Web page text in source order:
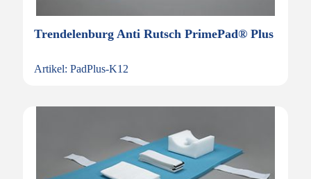
Trendelenburg Anti Rutsch PrimePad® Plus
Artikel: PadPlus-K12